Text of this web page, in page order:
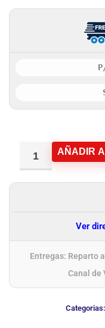
AÑADIR
Ver
Entregas: Reparto
Canal de
Categorias: